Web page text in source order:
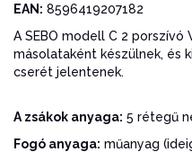
EAN: 8596419207182
A SEBO modell C 2 porszívó
másolataként készülnek, és
cserét jelentenek.
A zsákok anyaga: 5 rétegű
Fogó anyaga: műanyag